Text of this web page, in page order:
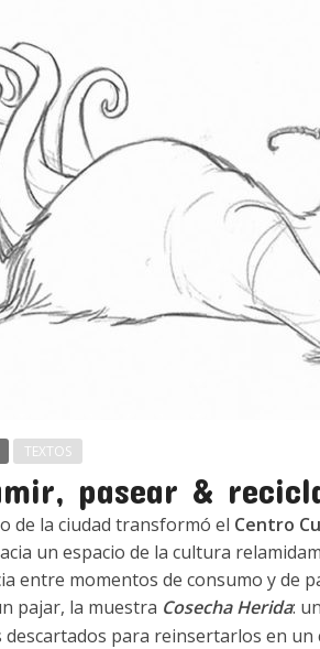
TEXTOS
pasear &
de la ciudad transformó el Centro
un espacio de la cultura
entre momentos de consumo y de
pajar, la muestra Cosecha Herida:
descartados para reinsertarlos en